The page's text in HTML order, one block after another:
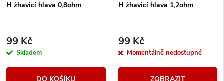
H žhavicí hlava 0,8ohm
99 Kč
Skladem
H žhavicí hlava 1,2ohm
99 Kč
Momentálně nedostupné